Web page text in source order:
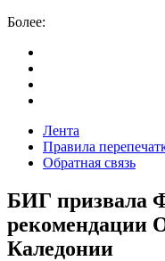
Более:
Лента
Правила
Обратная связь
БИГ призвала
рекомендации
Каледонии